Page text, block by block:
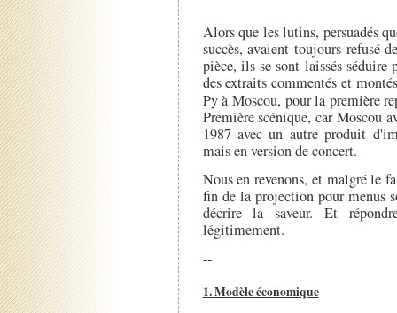
Alors que les lutins, persuadés
succès, avaient toujours refusé
pièce, ils se sont laissés
des extraits commentés et
Py à Moscou, pour la première
Première scénique, car Moscou
1987 avec un autre produit
mais en version de concert.
Nous en revenons, et malgré le
fin de la projection pour menus
décrire la saveur. Et
légitimement.
--
1. Modèle économique